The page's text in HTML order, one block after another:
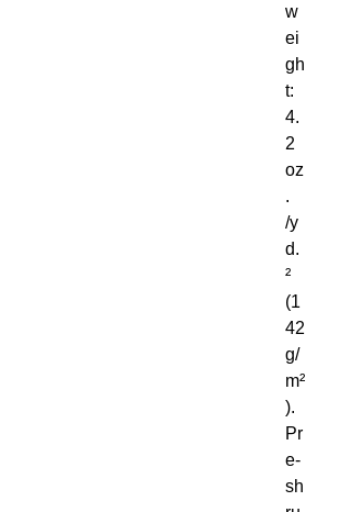
w
ei
gh
t:
4.
2
oz
.
/y
d.
²
(1
42
g/
m²
).
Pr
e-
sh